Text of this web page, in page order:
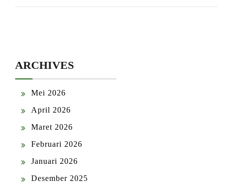
ARCHIVES
Mei 2026
April 2026
Maret 2026
Februari 2026
Januari 2026
Desember 2025